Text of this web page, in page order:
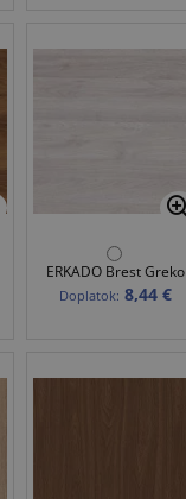
ERKADO Brest Greko
Doplatok: 8,44 €